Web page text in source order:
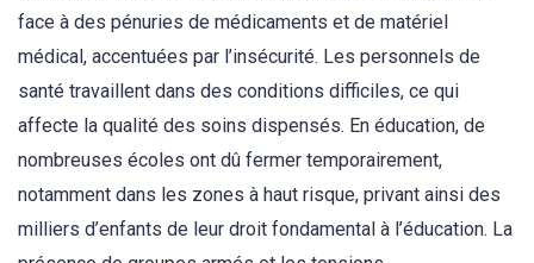
face à des pénuries de médicaments et de matériel
médical, accentuées par l’insécurité. Les personnels de
santé travaillent dans des conditions difficiles, ce qui
affecte la qualité des soins dispensés. En éducation, de
nombreuses écoles ont dû fermer temporairement,
notamment dans les zones à haut risque, privant ainsi des
milliers d’enfants de leur droit fondamental à l’éducation. La